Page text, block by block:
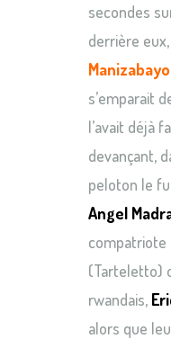
secondes
derrière
Manizabayo
s’emparait
l’avait déjà
devançant,
peloton le
Angel
compatriote
(Tarteletto)
rwandais,
alors que